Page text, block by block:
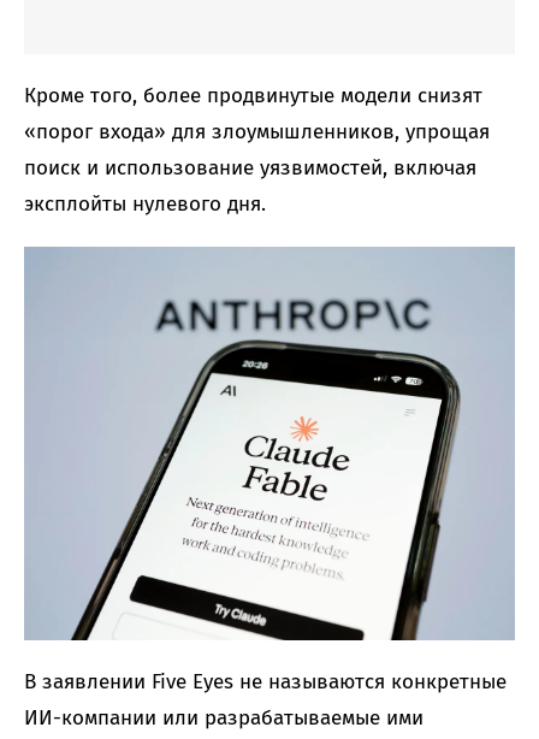
Кроме того, более продвинутые модели снизят
«порог входа» для злоумышленников, упрощая
поиск и использование уязвимостей, включая
эксплойты нулевого дня.
В заявлении Five Eyes не называются конкретные
ИИ-компании или разрабатываемые ими